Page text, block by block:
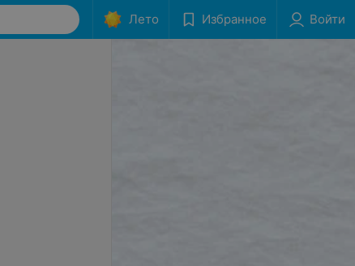
Лето Избранное Войти